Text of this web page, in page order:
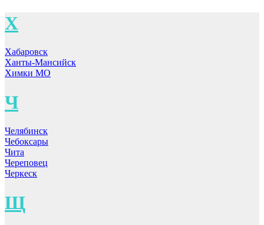
Х
Хабаровск
Ханты-Мансийск
Химки МО
Ч
Челябинск
Чебоксары
Чита
Череповец
Черкеск
Щ